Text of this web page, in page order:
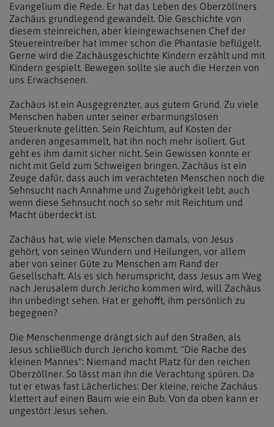
Evangelium die Rede. Er hat das Leben des Oberzöllners
Zachäus grundlegend gewandelt. Die Geschichte von
diesem steinreichen, aber kleingewachsenen Chef der
Steuereintreiber hat immer schon die Phantasie beflügelt.
Gerne wird die Zachäusgeschichte Kindern erzählt und mit
Kindern gespielt. Bewegen sollte sie auch die Herzen von
uns Erwachsenen.
Zachäus ist ein Ausgegrenzter, aus gutem Grund. Zu viele
Menschen haben unter seiner erbarmungslosen
Steuerknute gelitten. Sein Reichtum, auf Kosten der
anderen angesammelt, hat ihn noch mehr isoliert. Gut
geht es ihm damit sicher nicht. Sein Gewissen konnte er
nicht mit Geld zum Schweigen bringen. Zachäus ist ein
Zeuge dafür, dass auch im verachteten Menschen noch die
Sehnsucht nach Annahme und Zugehörigkeit lebt, auch
wenn diese Sehnsucht noch so sehr mit Reichtum und
Macht überdeckt ist.
Zachäus hat, wie viele Menschen damals, von Jesus
gehört, von seinen Wundern und Heilungen, vor allem
aber von seiner Güte zu Menschen am Rand der
Gesellschaft. Als es sich herumspricht, dass Jesus am Weg
nach Jerusalem durch Jericho kommen wird, will Zachäus
ihn unbedingt sehen. Hat er gehofft, ihm persönlich zu
begegnen?
Die Menschenmenge drängt sich auf den Straßen, als
Jesus schließlich durch Jericho kommt. "Die Rache des
kleinen Mannes": Niemand macht Platz für den reichen
Oberzöllner. So lässt man ihn die Verachtung spüren. Da
tut er etwas fast Lächerliches: Der kleine, reiche Zachäus
klettert auf einen Baum wie ein Bub. Von da oben kann er
ungestört Jesus sehen.